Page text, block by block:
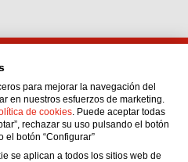
Lima
para mejorar la navegación del
en nuestros esfuerzos de marketing.
de cookies. Puede aceptar todas
rechazar su uso pulsando el botón
el botón “Configurar”
se aplican a todos los sitios web de